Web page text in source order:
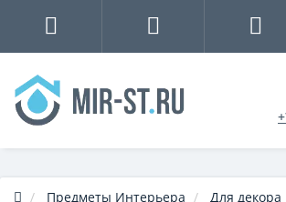
Предметы Интерьера
Для декора